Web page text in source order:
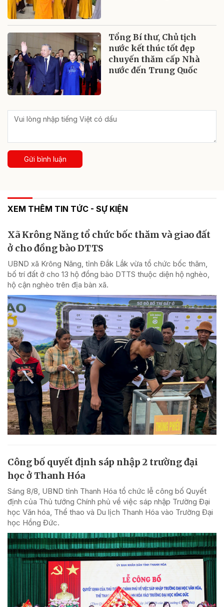
Tổng Bí thư, Chủ tịch
nước kết thúc tốt đẹp
chuyến thăm cấp Nhà
nước đến Trung Quốc
Gửi bình luận
XEM THÊM TIN TỨC - SỰ KIỆN
Xã Krông Năng tổ chức bốc thăm và giao đất
ở cho đồng bào DTTS
UBND xã Krông Năng, tỉnh Đắk Lắk vừa tổ chức bốc thăm,
bố trí đất ở cho 13 hộ đồng bào DTTS thuộc diện hộ nghèo,
hộ cận nghèo trên địa bàn xã.
Công bố quyết định sáp nhập 2 trường đại
học ở Thanh Hóa
Sáng 8/8, UBND tỉnh Thanh Hóa tổ chức lễ công bố Quyết
định của Thủ tướng Chính phủ về việc sáp nhập Trường Đại
học Văn hóa, Thể thao và Du lịch Thanh Hóa vào Trường Đại
học Hồng Đức.